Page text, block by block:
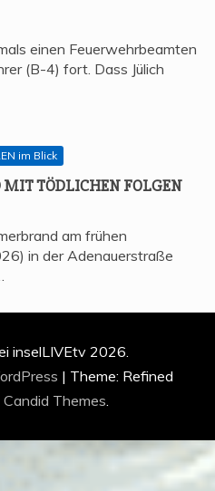
einen Feuerwehrbeamten
(B-4) fort. Dass Jülich
im Blick
TÖD­LI­CHEN FOLGEN
am frühen
in der Adenauerstraße
inselLIVEtv 2026.
| Theme: Refined
Candid Themes.